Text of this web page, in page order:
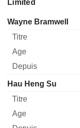
Limited
Dirigeant Titre Age
Wayne Bramwell
Hau Heng Su